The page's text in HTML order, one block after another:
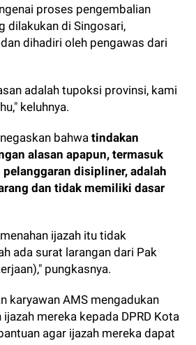
proses pengembalian
dilakukan di Singosari,
dihadiri oleh pengawas dari
adalah tupoksi provinsi, kami
keluhnya.
bahwatindakan
alasan apapun, termasuk
disipliner, adalah
dan tidak memiliki dasar
ijazah itu tidak
ada surat larangan dari Pak
pungkasnya.
karyawan AMS mengadukan
mereka kepada DPRD Kota
agar ijazah mereka dapat